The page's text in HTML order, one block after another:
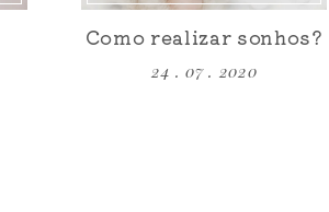
Como realizar sonhos?
24 . 07 . 2020